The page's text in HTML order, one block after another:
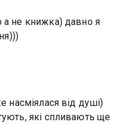
не книжка) давно я
насміялася від душі)
які спливають ще